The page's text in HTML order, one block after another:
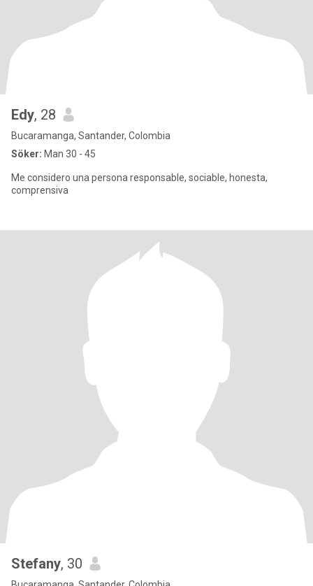
Edy, 28
Bucaramanga, Santander, Colombia
Söker: Man 30 - 45
Me considero una persona responsable, sociable, honesta,
comprensiva
Stefany, 30